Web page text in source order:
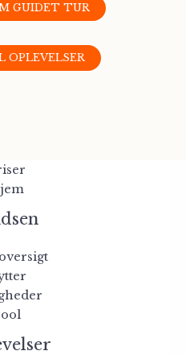
GUIDET TUR
OPLEVELSER